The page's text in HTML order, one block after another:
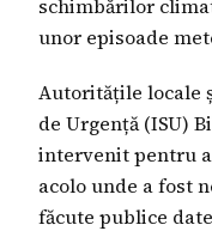
schimbărilor
unor episoade
Autoritățile locale
de Urgență (ISU)
intervenit pentru
acolo unde a fost
făcute publice